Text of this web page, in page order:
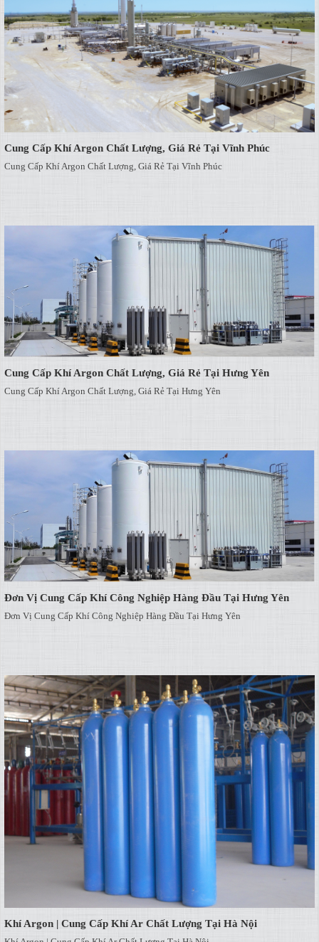
Cung Cấp Khí Argon Chất Lượng, Giá Rẻ Tại Vĩnh Phúc
Cung Cấp Khí Argon Chất Lượng, Giá Rẻ Tại Vĩnh Phúc
Cung Cấp Khí Argon Chất Lượng, Giá Rẻ Tại Hưng Yên
Cung Cấp Khí Argon Chất Lượng, Giá Rẻ Tại Hưng Yên
Đơn Vị Cung Cấp Khí Công Nghiệp Hàng Đầu Tại Hưng Yên
Đơn Vị Cung Cấp Khí Công Nghiệp Hàng Đầu Tại Hưng Yên
Khí Argon | Cung Cấp Khí Ar Chất Lượng Tại Hà Nội